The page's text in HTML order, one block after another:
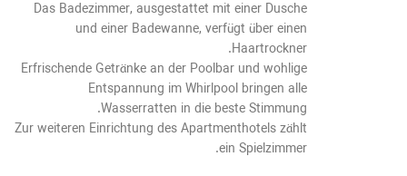
Das Badezimmer, ausgestattet mit einer Dusche
und einer Badewanne, verfügt über einen
Haartrockner.
Erfrischende Getränke an der Poolbar und wohlige
Entspannung im Whirlpool bringen alle
Wasserratten in die beste Stimmung.
Zur weiteren Einrichtung des Apartmenthotels zählt
ein Spielzimmer.